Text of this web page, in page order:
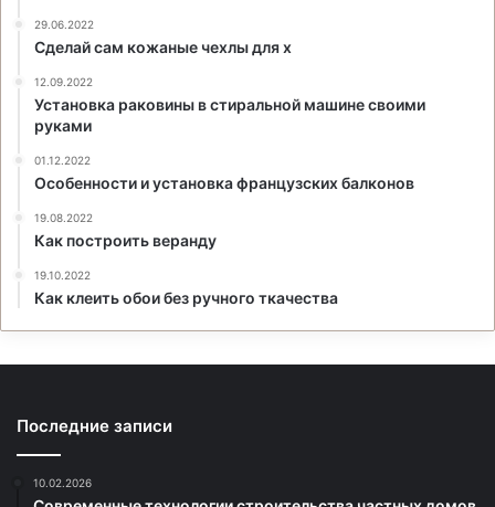
29.06.2022
Сделай сам кожаные чехлы для x
12.09.2022
Установка раковины в стиральной машине своими
руками
01.12.2022
Особенности и установка французских балконов
19.08.2022
Как построить веранду
19.10.2022
Как клеить обои без ручного ткачества
Последние записи
10.02.2026